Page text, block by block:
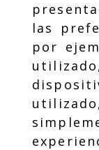
las
por